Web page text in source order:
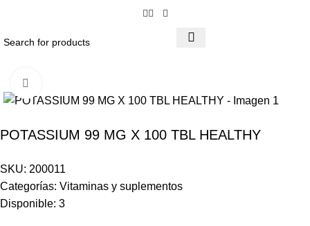
POTASSIUM 99 MG X 100 TBL HEALTHY
SKU: 200011
Categorías: Vitaminas y suplementos
Disponible: 3